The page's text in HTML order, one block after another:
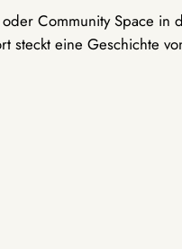
Community Space
steckt eine Geschichte